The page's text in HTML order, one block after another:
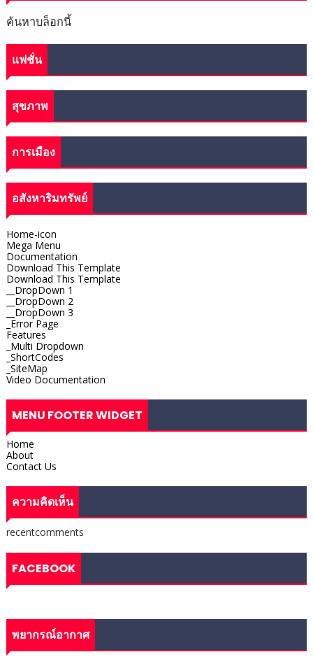
ค้นหาบล็อกนี้
แฟชั่น
สุขภาพ
การเมือง
อสังหาริมทรัพย์
Home-icon
Mega Menu
Documentation
Download This Template
Download This Template
__DropDown 1
__DropDown 2
__DropDown 3
_Error Page
Features
_Multi Dropdown
_ShortCodes
_SiteMap
Video Documentation
MENU FOOTER WIDGET
Home
About
Contact Us
ความคิดเห็น
recentcomments
FACEBOOK
พยากรณ์อากาศ